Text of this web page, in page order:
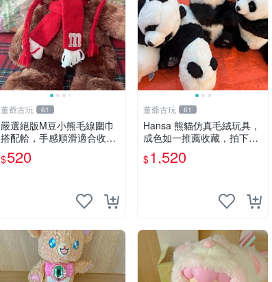
董爺古玩 61
嚴選絕版M豆小熊毛線圍巾
搭配帢，手感順滑適合收藏
絕版M豆小熊、圍巾、毛線
帢 經典好搭
$520
董爺古玩 61
Hansa 熊貓仿真毛絨玩具，
成色如一推薦收藏，拍下無
疑心 熊貓 毛絨玩具 收藏
$1,520